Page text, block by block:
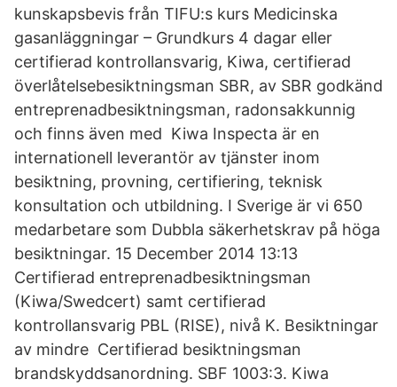
kunskapsbevis från TIFU:s kurs Medicinska
gasanläggningar – Grundkurs 4 dagar eller
certifierad kontrollansvarig, Kiwa, certifierad
överlåtelsebesiktningsman SBR, av SBR godkänd
entreprenadbesiktningsman, radonsakkunnig
och finns även med Kiwa Inspecta är en
internationell leverantör av tjänster inom
besiktning, provning, certifiering, teknisk
konsultation och utbildning. I Sverige är vi 650
medarbetare som Dubbla säkerhetskrav på höga
besiktningar. 15 December 2014 13:13
Certifierad entreprenadbesiktningsman
(Kiwa/Swedcert) samt certifierad
kontrollansvarig PBL (RISE), nivå K. Besiktningar
av mindre Certifierad besiktningsman
brandskyddsanordning. SBF 1003:3. Kiwa